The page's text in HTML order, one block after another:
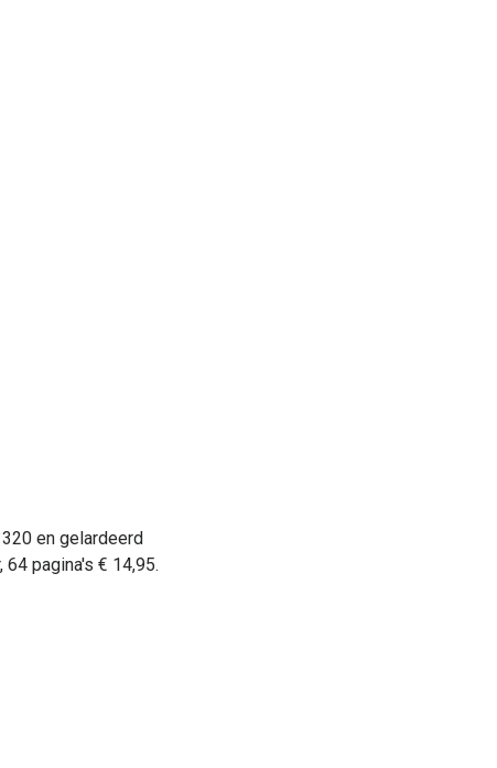
en gelardeerd
pagina's € 14,95.